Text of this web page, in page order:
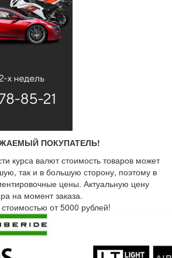
ПОКУПАТЕЛЬ!
курса валют стоимость товаров может
так и в большую сторону, поэтому в
цены. Актуальную цену
на момент заказа.
от 5000 рублей!